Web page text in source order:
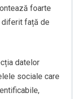
foarte
diferit față de
datelor
sociale care